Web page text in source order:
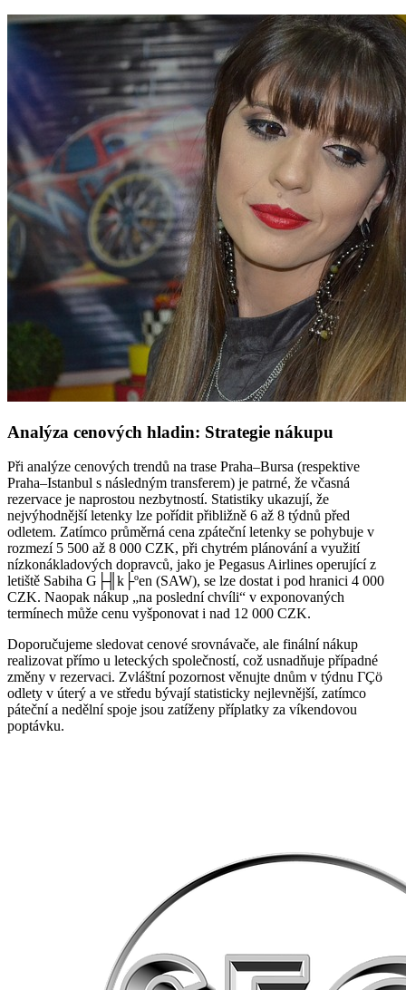
Analýza cenových hladin: Strategie nákupu
Při analýze cenových trendů na trase Praha–Bursa (respektive
Praha–Istanbul s následným transferem) je patrné, že včasná
rezervace je naprostou nezbytností. Statistiky ukazují, že
nejvýhodnější letenky lze pořídit přibližně 6 až 8 týdnů před
odletem. Zatímco průměrná cena zpáteční letenky se pohybuje v
rozmezí 5 500 až 8 000 CZK, při chytrém plánování a využití
nízkonákladových dopravců, jako je Pegasus Airlines operující z
letiště Sabiha G├╢k├ºen (SAW), se lze dostat i pod hranici 4 000
CZK. Naopak nákup „na poslední chvíli“ v exponovaných
termínech může cenu vyšponovat i nad 12 000 CZK.
Doporučujeme sledovat cenové srovnávače, ale finální nákup
realizovat přímo u leteckých společností, což usnadňuje případné
změny v rezervaci. Zvláštní pozornost věnujte dnům v týdnu ΓÇö
odlety v úterý a ve středu bývají statisticky nejlevnější, zatímco
páteční a nedělní spoje jsou zatíženy příplatky za víkendovou
poptávku.